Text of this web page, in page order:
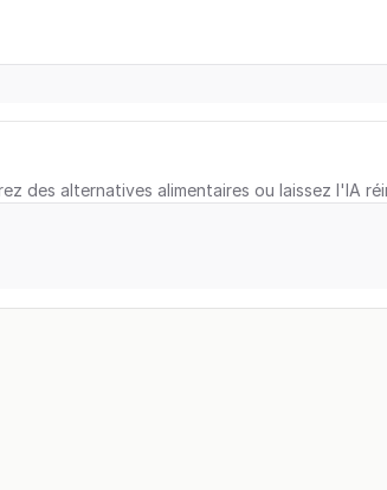
des alternatives alimentaires ou laissez l'IA